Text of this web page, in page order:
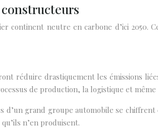
continent neutre en carbone d’ici 2050.
réduire drastiquement les émissions
de production, la logistique et même
d’un grand groupe automobile se
n’en produisent.